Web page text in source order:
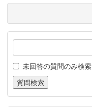
未回答の質問のみ検索